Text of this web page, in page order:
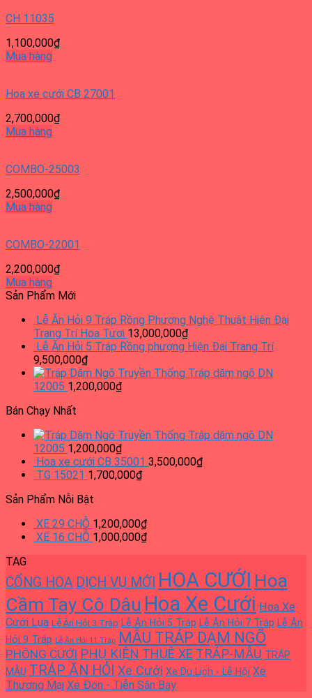
CH 11035
1,100,000₫
Mua hàng
Hoa xe cưới CB 27001
2,700,000₫
Mua hàng
COMBO-25003
2,500,000₫
Mua hàng
COMBO-22001
2,200,000₫
Mua hàng
Sản Phẩm Mới
Lễ Ăn Hỏi 9 Tráp Rồng Phượng Nghệ Thuật Hiện Đại
Trang Trí Hoa Tươi 13,000,000₫
Lễ Ăn Hỏi 5 Tráp Rồng phượng Hiện Đại Trang Trí
9,500,000₫
Tráp dặm ngõ DN
12005 1,200,000₫
Bán Chạy Nhất
Tráp dặm ngõ DN
12005 1,200,000₫
Hoa xe cưới CB 35001 3,500,000₫
TG 15021 1,700,000₫
Sản Phẩm Nỗi Bật
XE 29 CHỖ 1,200,000₫
XE 16 CHỖ 1,000,000₫
TAG
CỔNG HOA DỊCH VỤ MỚI HOA CƯỚI Hoa
Cầm Tay Cô Dâu Hoa Xe Cưới Hoa Xe
Cưới Lụa Lễ Ăn Hỏi 3 Tráp Lễ Ăn Hỏi 5 Tráp Lễ Ăn Hỏi 7 Tráp Lễ Ăn
Hỏi 9 Tráp Lễ Ăn Hỏi 11 Tráp MẪU TRÁP DẠM NGÕ
PHÔNG CƯỚI PHỤ KIỆN THUÊ XE TRÁP-MẪU TRÁP
MẪU TRÁP ĂN HỎI Xe Cưới Xe Du Lịch - Lễ Hội Xe
Thương Mại Xe Đón - Tiễn Sân Bay